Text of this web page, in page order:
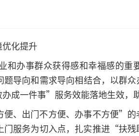
化提升
和办事群众获得感和幸福感的
导向和需求导向相结合，以群
一件事”服务效能落地生效，助
、出门不方便、办事不方便”
务为切入点，扎实推进“扶残